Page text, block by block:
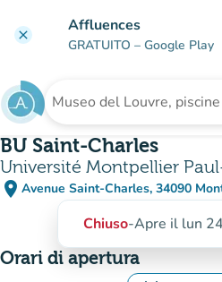
clear Affluences
GRATUITO – Google Play
Cerca una struttura
BU Saint-Charles
Université Montpellier
place Avenue Saint-Charles, 34090
(apri in
(nuova
Chiuso-Apre il lun
Orari di apertura